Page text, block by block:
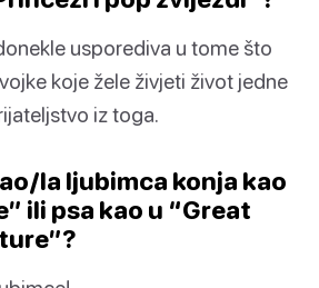
usporediva u tome što
koje žele živjeti život jedne
iz toga.
la ljubimca konja kao
ili psa kao u “Great